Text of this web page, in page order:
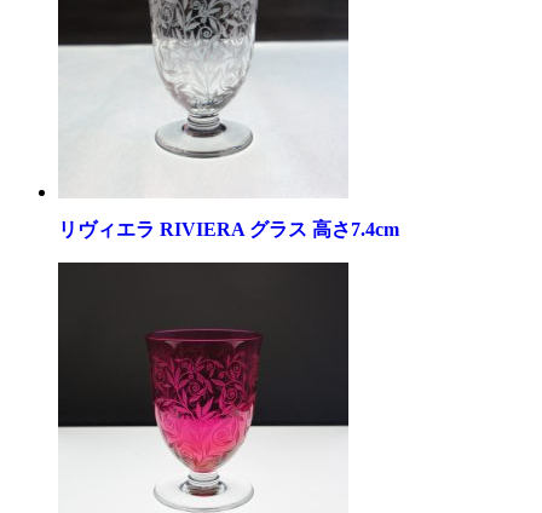
リヴィエラ RIVIERA グラス 高さ7.4cm